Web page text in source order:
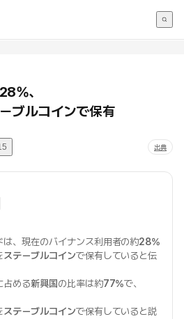
、
ブルコインで保有
出典
は、現在のバイナンス利用者の約28%
ステーブルコインで保有していると伝
占める新興国の比率は約77%で、
ステーブルコインで保有していると説